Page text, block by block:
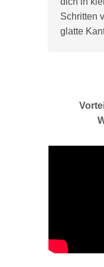
Schritten
glatte